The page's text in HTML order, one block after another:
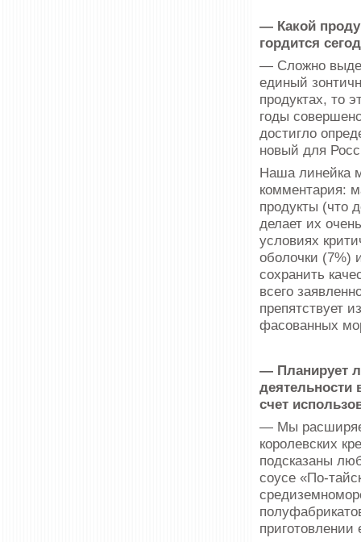
— Какой
гордится
— Сложно
единый
продуктах, то
годы
достигло
новый для
Наша линейка
комментария:
продукты (что
делает их
условиях
оболочки (7%)
сохранить
всего
препятствует
фасованных
— Планирует
счет
— Мы
королевских
подсказаны
соусе «По-